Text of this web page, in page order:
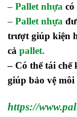
– Pallet nhựa có
– Pallet nhựa
trượt giúp kiện
cả pallet.
– Có thể tái chế
giúp bảo vệ
https://